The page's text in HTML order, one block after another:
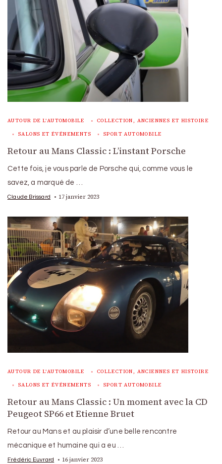
AUTOUR DE L'AUTOMOBILE COLLECTION, ANCIENNES ET HISTOIRE
SALONS ET ÉVÉNEMENTS SPORT AUTOMOBILE
Retour au Mans Classic : L’instant Porsche
Cette fois, je vous parle de Porsche qui, comme vous le
savez, a marqué de …
Claude Brissard 17 janvier 2023
AUTOUR DE L'AUTOMOBILE COLLECTION, ANCIENNES ET HISTOIRE
SALONS ET ÉVÉNEMENTS SPORT AUTOMOBILE
Retour au Mans Classic : Un moment avec la CD
Peugeot SP66 et Etienne Bruet
Retour au Mans et au plaisir d’une belle rencontre
mécanique et humaine qui a eu …
Frédéric Euvrard 16 janvier 2023